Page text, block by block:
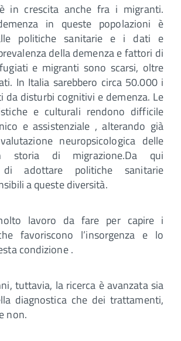
in crescita anche fra i migranti.
in queste popolazioni è
politiche sanitarie e i dati e
della demenza e fattori di
e migranti sono scarsi, oltre
In Italia sarebbero circa 50.000 i
da disturbi cognitivi e demenza. Le
e culturali rendono difficile
e assistenziale , alterando già
neuropsicologica delle
storia di migrazione.Da qui
di adottare politiche sanitarie
a queste diversità.
lavoro da fare per capire i
favoriscono l’insorgenza e lo
condizione .
tuttavia, la ricerca è avanzata sia
diagnostica che dei trattamenti,
non.